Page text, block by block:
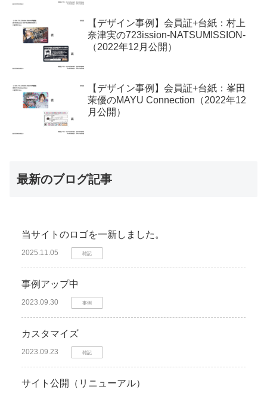
【デザイン事例】会員証+台紙：村上
奈津実の723ission-NATSUMISSION-
（2022年12月公開）
【デザイン事例】会員証+台紙：峯田
茉優のMAYU Connection（2022年12
月公開）
最新のブログ記事
当サイトのロゴを一新しました。
2025.11.05 雑記
事例アップ中
2023.09.30 事例
カスタマイズ
2023.09.23 雑記
サイト公開（リニューアル）